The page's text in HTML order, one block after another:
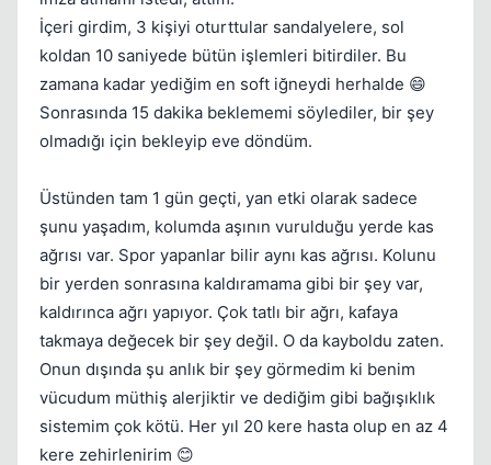
İçeri girdim, 3 kişiyi oturttular sandalyelere, sol
koldan 10 saniyede bütün işlemleri bitirdiler. Bu
zamana kadar yediğim en soft iğneydi herhalde 😄
Sonrasında 15 dakika beklememi söylediler, bir şey
olmadığı için bekleyip eve döndüm.
Üstünden tam 1 gün geçti, yan etki olarak sadece
şunu yaşadım, kolumda aşının vurulduğu yerde kas
ağrısı var. Spor yapanlar bilir aynı kas ağrısı. Kolunu
bir yerden sonrasına kaldıramama gibi bir şey var,
kaldırınca ağrı yapıyor. Çok tatlı bir ağrı, kafaya
takmaya değecek bir şey değil. O da kayboldu zaten.
Onun dışında şu anlık bir şey görmedim ki benim
vücudum müthiş alerjiktir ve dediğim gibi bağışıklık
sistemim çok kötü. Her yıl 20 kere hasta olup en az 4
kere zehirlenirim 😊